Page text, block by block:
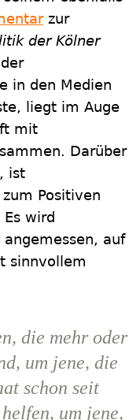
zur
der Kölner
in den Medien
liegt im Auge
mit
Darüber
ist
Positiven
wird
auf
sinnvollem
die mehr oder
um jene, die
schon seit
um jene,